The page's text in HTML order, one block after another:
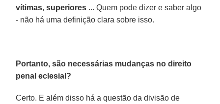
vítimas,superiores ... Quem pode dizer e saber algo
- não há uma definição clara sobre isso.
Portanto, são necessárias mudanças no direito
penal eclesial?
Certo. E além disso há a questão da divisão de